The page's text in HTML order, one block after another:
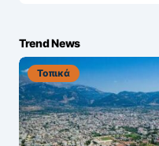
Trend News
Τοπικά